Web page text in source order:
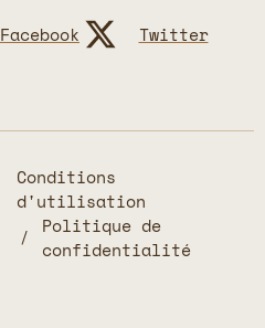
Facebook Twitter
Conditions
d'utilisation
Politique de
confidentialité